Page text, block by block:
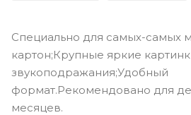
Специально для самых-самых
картон;Крупные яркие
звукоподражания;Удобный
формат.Рекомендовано для
месяцев.